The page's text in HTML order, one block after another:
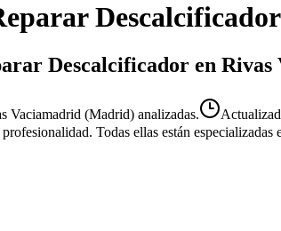
Descalcificador
Descalcificador en
Vaciamadrid (Madrid) analizadas.
Todas ellas están especializadas